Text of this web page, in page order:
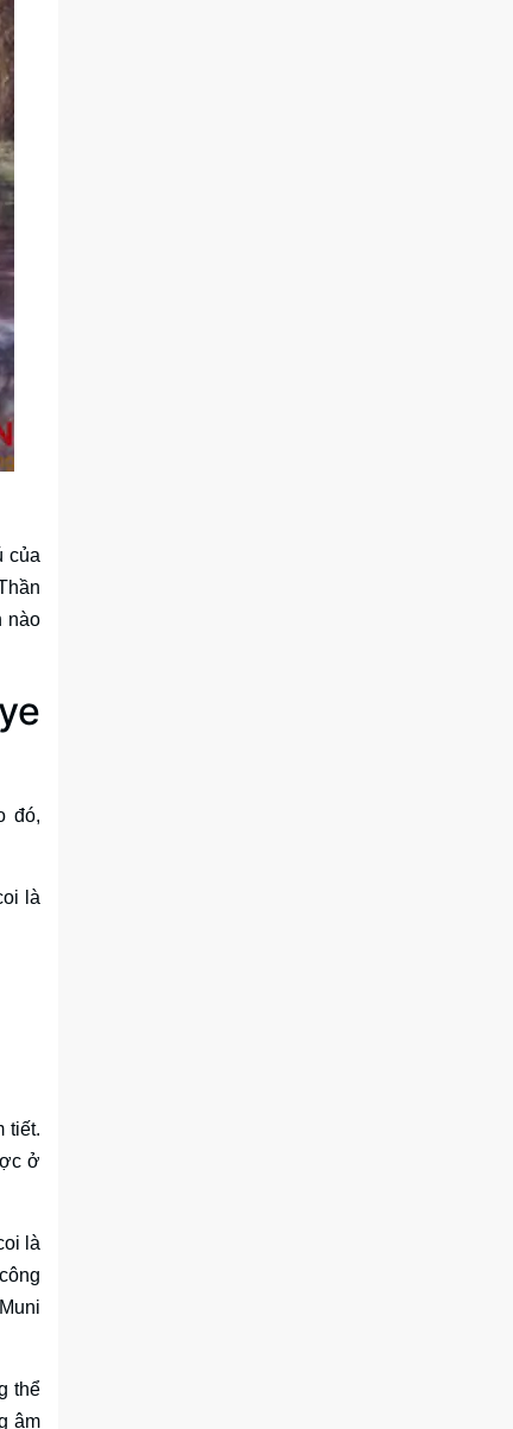
của
nào
đó,
là
tiết.
ở
là
thể
âm